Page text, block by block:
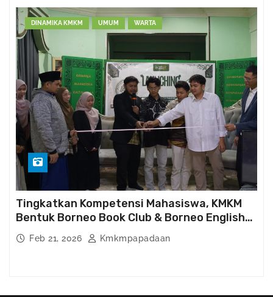
DINAMIKA KMKM UMUM WARTA
Tingkatkan Kompetensi Mahasiswa, KMKM
Bentuk Borneo Book Club & Borneo English
ClubFeb 21, 2026 Kmkmpapadaan